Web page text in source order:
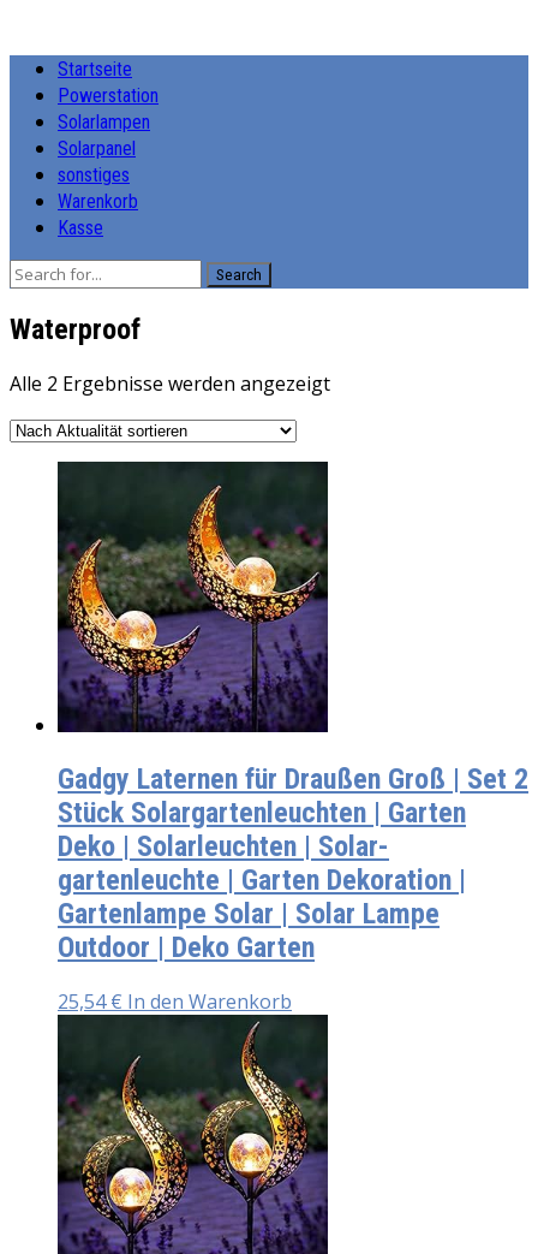
Startseite
Powerstation
Solarlampen
Solarpanel
sonstiges
Warenkorb
Kasse
Search
‎Waterproof
Alle 2 Ergebnisse werden angezeigtNach
Gadgy Laternen für Draußen Groß | Set 2
Stück Solargartenleuchten | Garten
Deko | Solarleuchten | Solar-
gartenleuchte | Garten Dekoration |
Gartenlampe Solar | Solar Lampe
Outdoor | Deko Garten
25,54€ In den Warenkorb